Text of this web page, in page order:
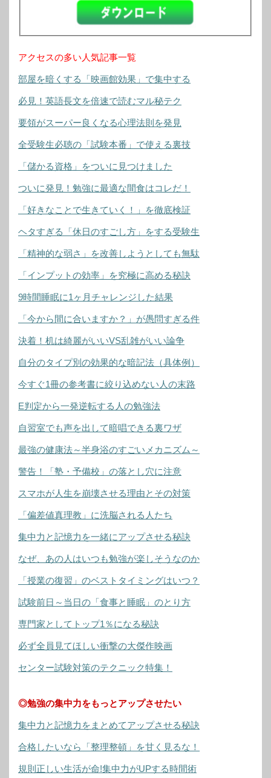
アクセスの多い人気記事一覧
部屋を暗くする「映画館効果」で集中する
必見！英語長文を倍速で読むマル秘テク
要領がスーパー良くなる心理法則を発見
全受験生必聴の「試験本番」で使える裏技
「儲かる資格」をついに見つけました
ついに発見！勉強に最適な間食はコレだ！
「好きなことで生きていく！」を徹底検証
ヘタすぎる「休日のすごし方」をする受験生
「精神的な弱さ」を改善しようとしても無駄
「インプットの効率」を究極に高める秘訣
9時間睡眠に1ヶ月チャレンジした結果
「今から間に合いますか？」が愚問すぎる件
決着！机は綺麗がいいVS乱雑がいい論争
自分のタイプ別の効果的な暗記法（具体例）
今すぐ1冊の参考書に絞り込めない人の末路
E判定から一発逆転する人の勉強法
自習室でも声を出して暗唱できる裏ワザ
最強の健康法～半身浴のすごいメカニズム～
警告！「塾・予備校」の落とし穴に注意
スマホが人生を崩壊させる理由とその対策
「偏差値真理教」に洗脳される人たち
集中力と記憶力を一緒にアップさせる秘訣
なぜ、あの人はいつも勉強が楽しそうなのか
「授業の復習」のベストタイミングはいつ？
試験前日～当日の「食事と睡眠」のとり方
専門家としてトップ1％になる秘訣
必ず全員見てほしい衝撃の大傑作映画
センター試験対策のテクニック特集！
◎勉強の集中力をもっとアップさせたい
集中力と記憶力をまとめてアップさせる秘訣
合格したいなら「整理整頓」を甘く見るな！
規則正しい生活が命!集中力がUPする時間術